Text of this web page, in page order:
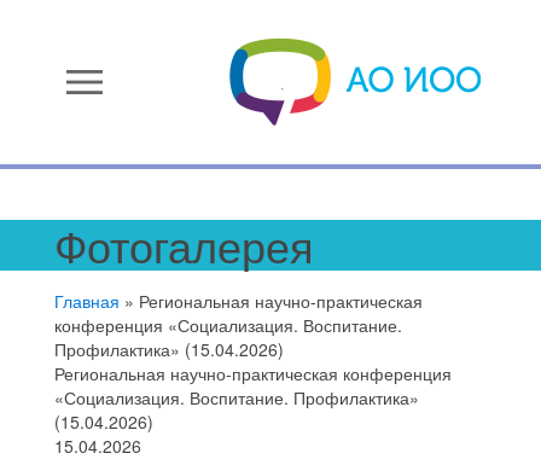
menu
Фотогалерея
Главная » Региональная научно-практическая
конференция «Социализация. Воспитание.
Профилактика» (15.04.2026)
Региональная научно-практическая конференция
«Социализация. Воспитание. Профилактика»
(15.04.2026)
15.04.2026